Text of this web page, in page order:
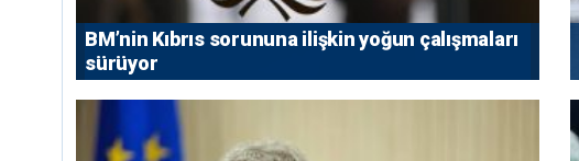
BM’nin Kıbrıs sorununa ilişkin yoğun çalışmaları
sürüyor